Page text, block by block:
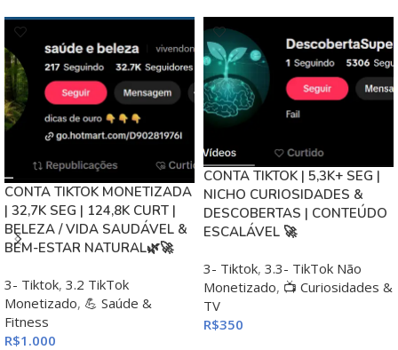
CONTA TIKTOK MONETIZADA
| 32,7K SEG | 124,8K CURT |
BELEZA / VIDA SAUDÁVEL &
BEM-ESTAR NATURAL🌿🚀
3- Tiktok, 3.2 TikTok
Monetizado, 💪 Saúde &
Fitness
R$1.000
CONTA TIKTOK | 5,3K+ SEG |
NICHO CURIOSIDADES &
DESCOBERTAS | CONTEÚDO
ESCALÁVEL 🚀
3- Tiktok, 3.3- TikTok Não
Monetizado, 📺 Curiosidades &
TV
R$350